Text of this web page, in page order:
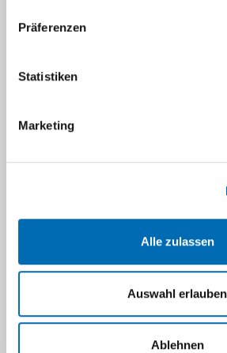
Präferenzen
Statistiken
Marketing
Alle zulassen
Auswahl erlauben
Ablehnen
Karin Pielka-